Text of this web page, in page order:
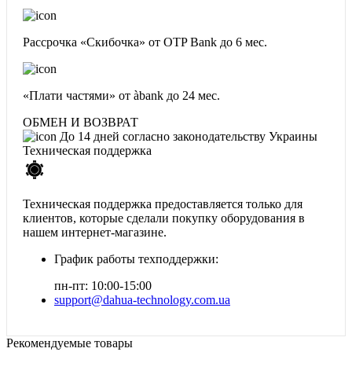
Рассрочка «Скибочка» от OTP Bank до 6 мес.
«Плати частями» от àbank до 24 мес.
ОБМЕН И ВОЗВРАТ
До 14 дней согласно законодательству Украины
Техническая поддержка
Техническая поддержка предоставляется только для
клиентов, которые сделали покупку оборудования в
нашем интернет-магазине.
График работы техподдержки:
пн-пт: 10:00-15:00
support@dahua-technology.com.ua
Рекомендуемые товары